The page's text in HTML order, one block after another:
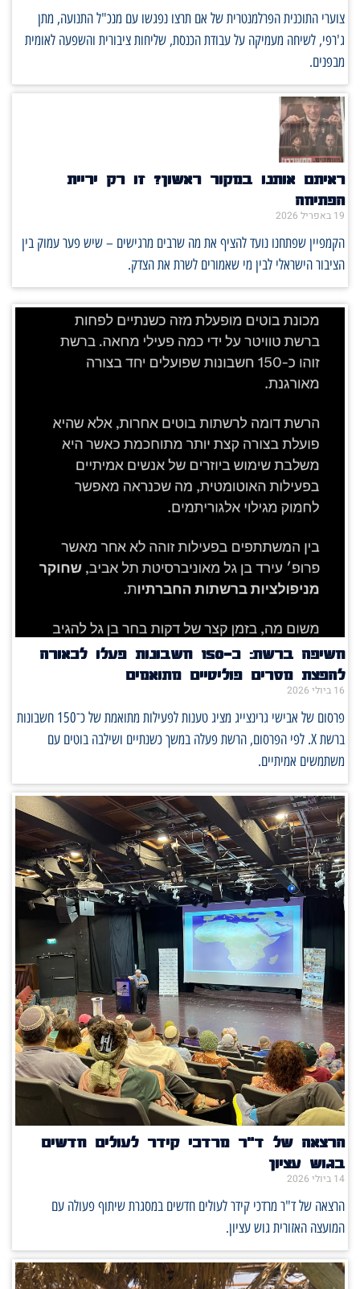
צוערי התוכנית הפרלמנטרית של אם תרצו נפגשו עם מנכ"ל התנועה, מתן
ג'רפי, לשיחה מעמיקה על עבודת הכנסת, שליחות ציבורית והשפעה לאומית
מבפנים.
ראיתם אותנו במקור ראשון? זו רק יריית
הפתיחה
19 באפריל 2026
הקמפיין שפתחנו נועד להציף את מה שרבים מרגישים – שיש פער עמוק בין
הציבור הישראלי לבין מי שאמורים לשרת את הצדק.
חשיפה ברשת: כ־150 חשבונות פעלו לכאורה
להפצת מסרים פוליטיים מתואמים
16 ביולי 2026
פרסום של אבישי גרינצייג מציג טענות לפעילות מתואמת של כ־150 חשבונות
ברשת X. לפי הפרסום, הרשת פעלה במשך כשנתיים ושילבה בוטים עם
משתמשים אמיתיים.
הרצאה של ד"ר מרדכי קידר לעולים חדשים
בגוש עציון
14 ביולי 2026
הרצאה של ד"ר מרדכי קידר לעולים חדשים במסגרת שיתוף פעולה עם
המועצה האזורית גוש עציון.